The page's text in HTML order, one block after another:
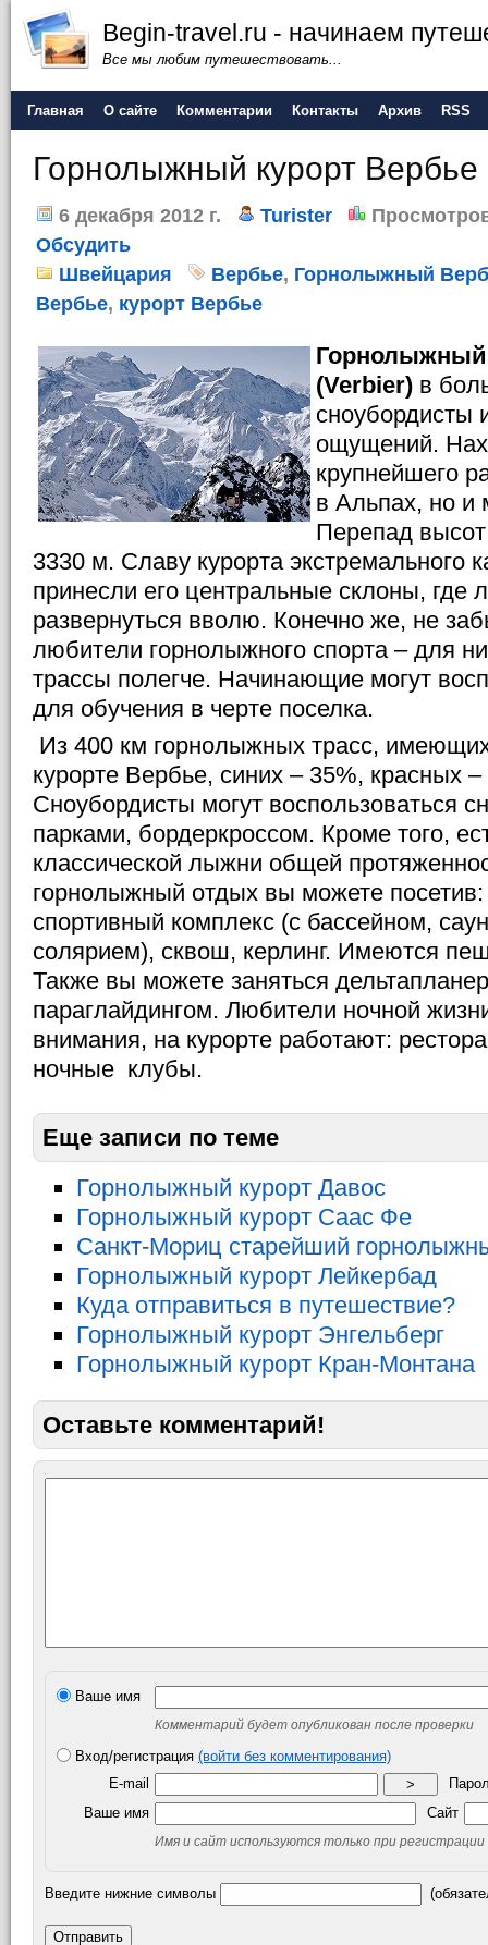
Begin-travel.ru - начинаем
Все мы любим путешествовать...
Главная О сайте Комментарии Контакты Архив RSS
Горнолыжный курорт Вербье
6 декабря 2012 г. Turister
Обсудить
Швейцария
Вербье, Горнолыжный
Вербье, курорт Вербье
Горнолыжный
(Verbier) в
сноубордисты
ощущений.
крупнейшего
в Альпах, но
Перепад
3330 м. Славу курорта экстремального
принесли его центральные склоны, где
развернуться вволю. Конечно же, не
любители горнолыжного спорта – для
трассы полегче. Начинающие могут
для обучения в черте поселка.
Из 400 км горнолыжных трасс,
курорте Вербье, синих – 35%, красных
Сноубордисты могут воспользоваться
парками, бордеркроссом. Кроме того,
классической лыжни общей
горнолыжный отдых вы можете посетив:
спортивный комплекс (с бассейном,
солярием), сквош, керлинг. Имеются
Также вы можете заняться
параглайдингом. Любители ночной
внимания, на курорте работают:
ночные клубы.
Еще записи по теме
Горнолыжный курорт Давос
Горнолыжный курорт Саас Фе
Санкт-Мориц старейший
Горнолыжный курорт Лейкербад
Куда отправиться в путешествие?
Горнолыжный курорт Энгельберг
Горнолыжный курорт Кран-Монтана
Оставьте комментарий!
Ваше имя
Комментарий будет опубликован после проверки
Вход/регистрация (войти без комментирования)
E-mail
>
Ваше имя
Сайт
Имя и сайт используются только при регистрации
Введите нижние символы
Отправить